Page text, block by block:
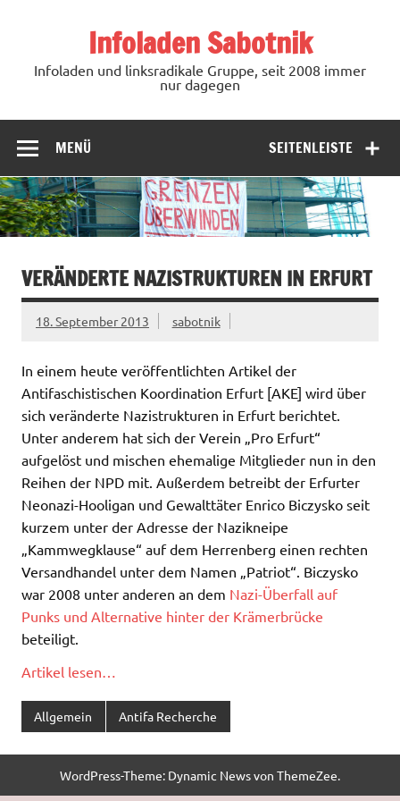
Infoladen Sabotnik
Infoladen und linksradikale Gruppe, seit 2008 immer
nur dagegen
SEITENLEISTE
MENÜ
VERÄNDERTE NAZISTRUKTUREN IN ERFURT
18. September 2013 sabotnik
In einem heute veröffentlichten Artikel der
Antifaschistischen Koordination Erfurt [AKE] wird über
sich veränderte Nazistrukturen in Erfurt berichtet.
Unter anderem hat sich der Verein „Pro Erfurt“
aufgelöst und mischen ehemalige Mitglieder nun in den
Reihen der NPD mit. Außerdem betreibt der Erfurter
Neonazi-Hooligan und Gewalttäter Enrico Biczysko seit
kurzem unter der Adresse der Nazikneipe
„Kammwegklause“ auf dem Herrenberg einen rechten
Versandhandel unter dem Namen „Patriot“. Biczysko
war 2008 unter anderen an dem Nazi-Überfall auf
Punks und Alternative hinter der Krämerbrücke
beteiligt.
Artikel lesen…
Allgemein Antifa Recherche
WordPress-Theme: Dynamic News von ThemeZee.